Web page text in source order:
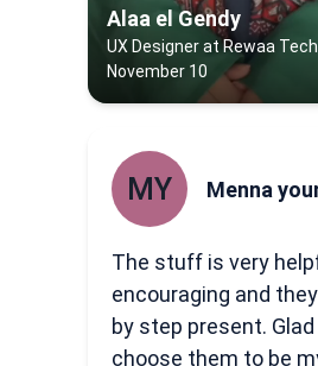
Alaa el Gendy
UX Designer at Rewaa
November 10
MY Menna
The stuff is very
encouraging and
by step present.
choose them to be